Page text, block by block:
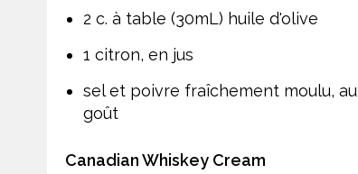
2 c. à table (30mL) huile d'olive
1 citron, en jus
sel et poivre fraîchement moulu, au
goût
Canadian Whiskey Cream